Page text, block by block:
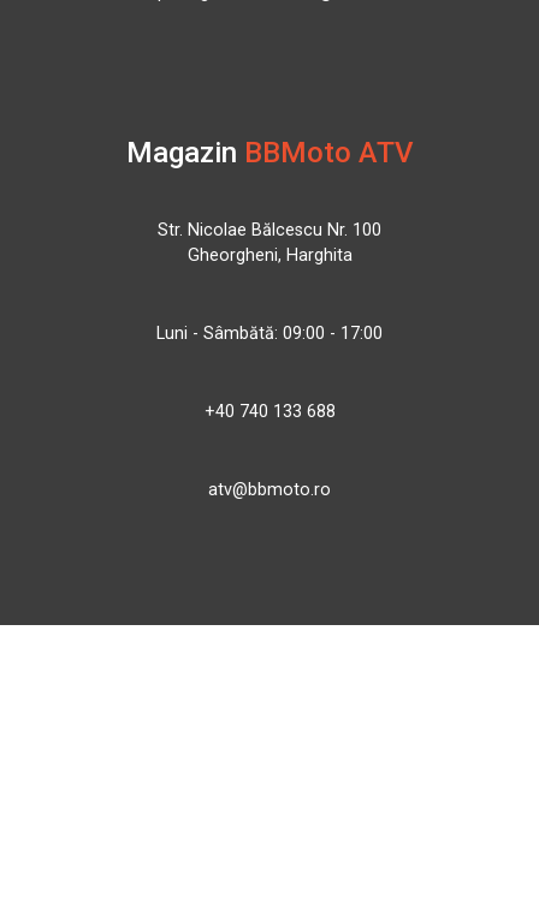
Magazin BBMoto ATV
Str. Nicolae Bălcescu Nr. 100
Gheorgheni, Harghita
Luni - Sâmbătă: 09:00 - 17:00
+40 740 133 688
atv@bbmoto.ro